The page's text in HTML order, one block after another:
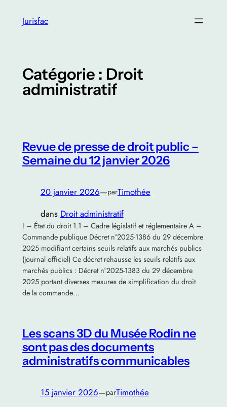
Jurisfac
Catégorie : Droit
administratif
Revue de presse de droit public –
Semaine du 12 janvier 2026
20 janvier 2026—parTimothée
dans Droit administratif
I – État du droit 1.1 – Cadre législatif et réglementaire A –
Commande publique Décret n°2025-1386 du 29 décembre
2025 modifiant certains seuils relatifs aux marchés publics
(Journal officiel) Ce décret rehausse les seuils relatifs aux
marchés publics : Décret n°2025-1383 du 29 décembre
2025 portant diverses mesures de simplification du droit
de la commande…
Les scans 3D du Musée Rodin ne
sont pas des documents
administratifs communicables
15 janvier 2026—parTimothée